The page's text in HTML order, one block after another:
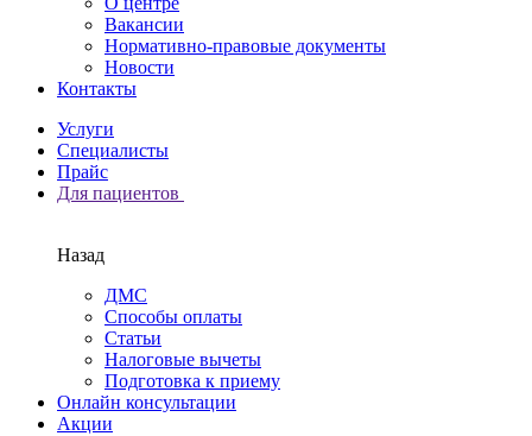
Вакансии
Нормативно-правовые документы
Новости
Контакты
Услуги
Специалисты
Прайс
Для пациентов
Назад
ДМС
Способы оплаты
Статьи
Налоговые вычеты
Подготовка к приему
Онлайн консультации
Акции